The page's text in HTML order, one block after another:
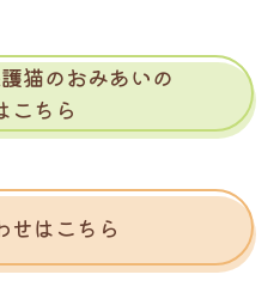
猫のおみあいの
こちら
せはこちら